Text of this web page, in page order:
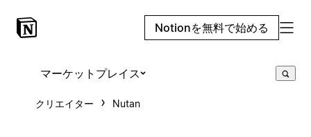
Notionを無料で始める
マーケットプレイス
クリエイター Nutan